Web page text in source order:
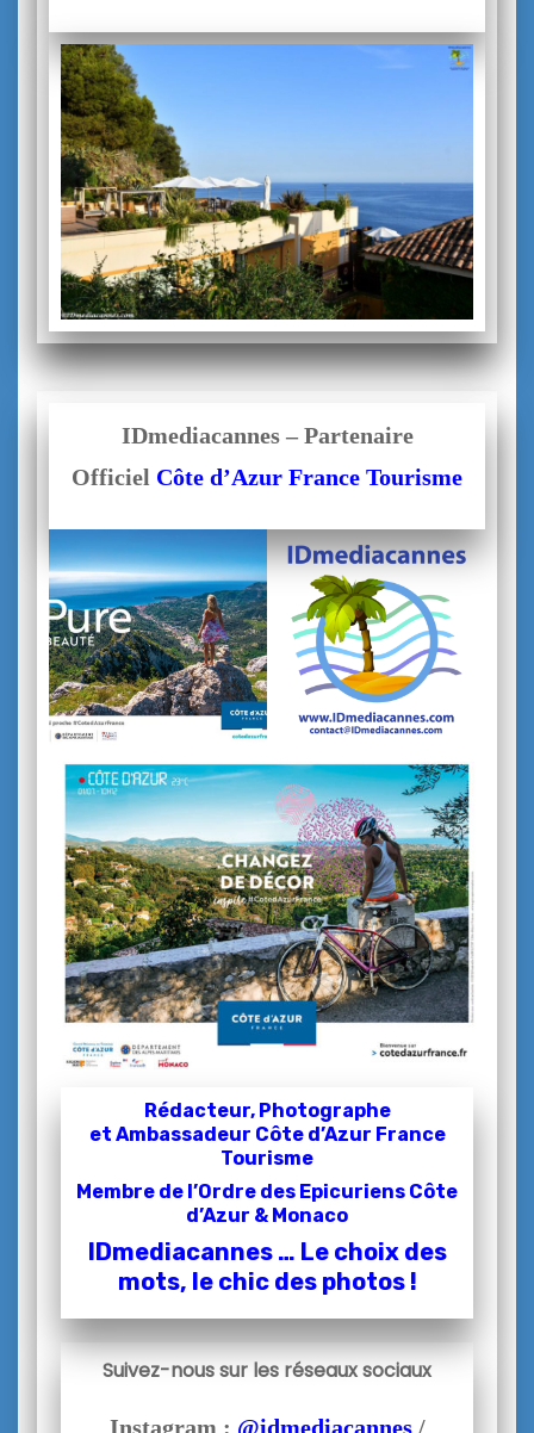
IDmediacannes – Partenaire
Officiel Côte d’Azur France Tourisme
Rédacteur, Photographe
et Ambassadeur Côte d’Azur France
Tourisme
Membre de l’Ordre des Epicuriens Côte
d’Azur & Monaco
IDmediacannes … Le choix des
mots, le chic des photos !
Suivez-nous sur les réseaux sociaux
Instagram : @idmediacannes/